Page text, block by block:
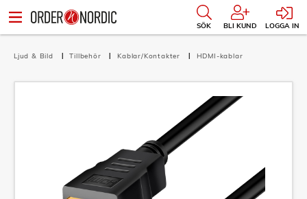
SÖK BLI KUND LOGGA IN
Ljud & Bild Tillbehör Kablar/Kontakter HDMI-kablar